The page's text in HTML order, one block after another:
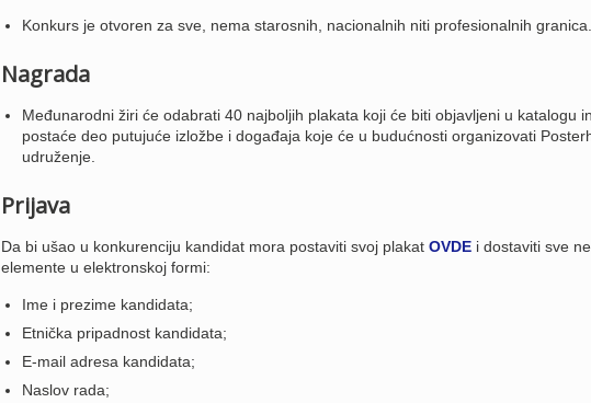
Konkurs je otvoren za sve, nema starosnih, nacionalnih niti profesionalnih granica.
Nagrada
Međunarodni žiri će odabrati 40 najboljih plakata koji će biti objavljeni u katalogu
postaće deo putujuće izložbe i događaja koje će u budućnosti organizovati
udruženje.
Prijava
Da bi ušao u konkurenciju kandidat mora postaviti svoj plakat OVDEi dostaviti sve
elemente u elektronskoj formi:
Ime i prezime kandidata;
Etnička pripadnost kandidata;
E-mail adresa kandidata;
Naslov rada;